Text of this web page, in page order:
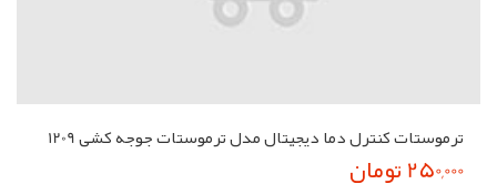
ترموستات کنترل دما دیجیتال مدل ترموستات جوجه کشی 1209
250,000 تومان